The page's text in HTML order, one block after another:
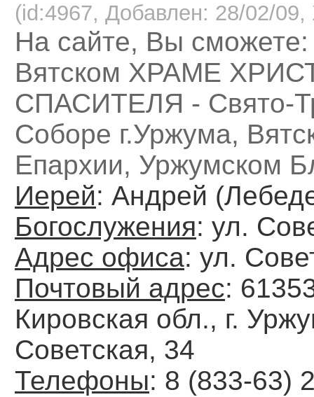
(id:4967, Добавлен: 28/02/09,
На сайте, Вы сможете:
Вятском ХРАМЕ
СПАСИТЕЛЯ - Свято-
Соборе г.Уржума,
Епархии, Уржумском
Иерей: Андрей
Богослужения: ул.
Адрес офиса: ул.
Почтовый адрес:
Кировская обл., г.
Советская, 34
Телефоны: 8 (833-63)